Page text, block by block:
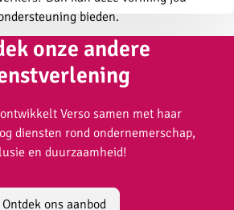
bieden.
onze andere
Verso samen met haar
diensten rond ondernemerschap,
en duurzaamheid!
Ontdek ons aanbod